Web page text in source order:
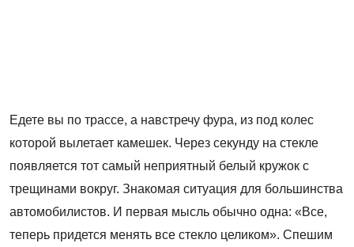
Едете вы по трассе, а навстречу фура, из под колес
которой вылетает камешек. Через секунду на стекле
появляется тот самый неприятный белый кружок с
трещинами вокруг. Знакомая ситуация для большинства
автомобилистов. И первая мысль обычно одна: «Все,
теперь придется менять все стекло целиком». Спешим